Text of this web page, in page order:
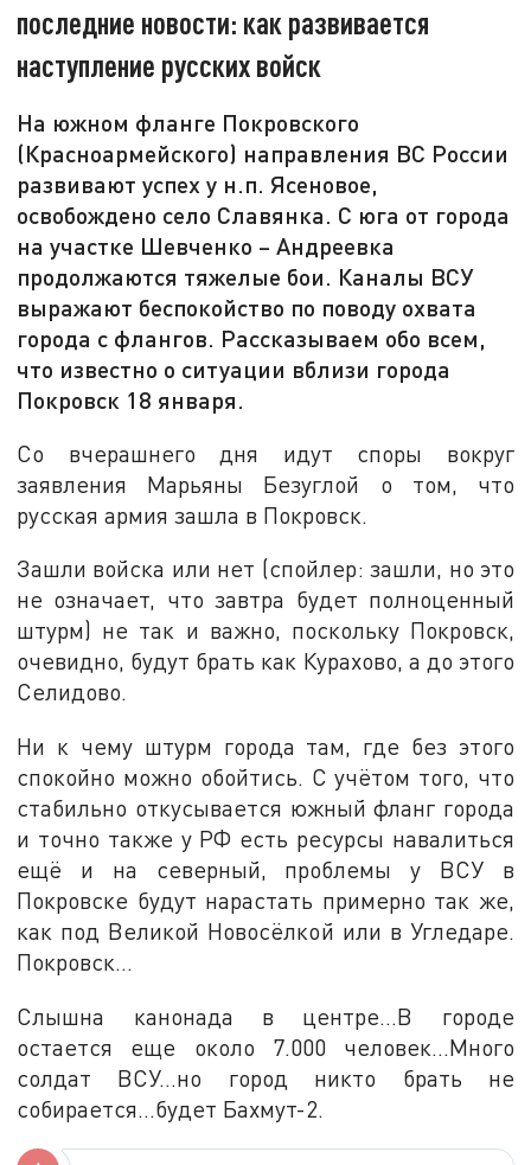
последние новости: как развивается
наступление русских войск
На южном фланге Покровского
(Красноармейского) направления ВС России
развивают успех у н.п. Ясеновое,
освобождено село Славянка. С юга от города
на участке Шевченко – Андреевка
продолжаются тяжелые бои. Каналы ВСУ
выражают беспокойство по поводу охвата
города с флангов. Рассказываем обо всем,
что известно о ситуации вблизи города
Покровск 18 января.
Со вчерашнего дня идут споры вокруг
заявления Марьяны Безуглой о том, что
русская армия зашла в Покровск.
Зашли войска или нет (спойлер: зашли, но это
не означает, что завтра будет полноценный
штурм) не так и важно, поскольку Покровск,
очевидно, будут брать как Курахово, а до этого
Селидово.
Ни к чему штурм города там, где без этого
спокойно можно обойтись. С учётом того, что
стабильно откусывается южный фланг города
и точно также у РФ есть ресурсы навалиться
ещё и на северный, проблемы у ВСУ в
Покровске будут нарастать примерно так же,
как под Великой Новосёлкой или в Угледаре.
Покровск...
Слышна канонада в центре...В городе
остается еще около 7.000 человек...Много
солдат ВСУ...но город никто брать не
собирается...будет Бахмут-2.